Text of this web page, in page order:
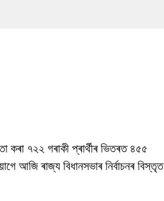
কৰা ৭২২ গৰাকী প্ৰাৰ্থীৰ ভিতৰত ৪৫৫
আজি ৰাজ্য বিধানসভাৰ নিৰ্বাচনৰ বিস্তৃত